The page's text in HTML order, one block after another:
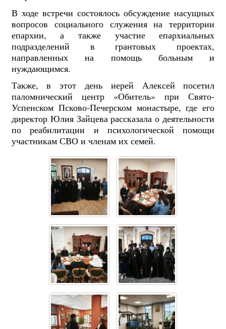
В ходе встречи состоялось обсуждение насущных
вопросов социального служения на территории
епархии, а также участие епархиальных
подразделений в грантовых проектах,
направленных на помощь больным и
нуждающимся.
Также, в этот день иерей Алексей посетил
паломнический центр «Обитель» при Свято-
Успенском Псково-Печерском монастыре, где его
директор Юлия Зайцева рассказала о деятельности
по реабилитации и психологической помощи
участникам СВО и членам их семей.